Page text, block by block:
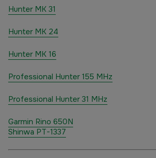
Hunter MK 31
Hunter MK 24
Hunter MK 16
Professional Hunter 155 MHz
Professional Hunter 31 MHz
Garmin Rino 650N
Shinwa PT-1337